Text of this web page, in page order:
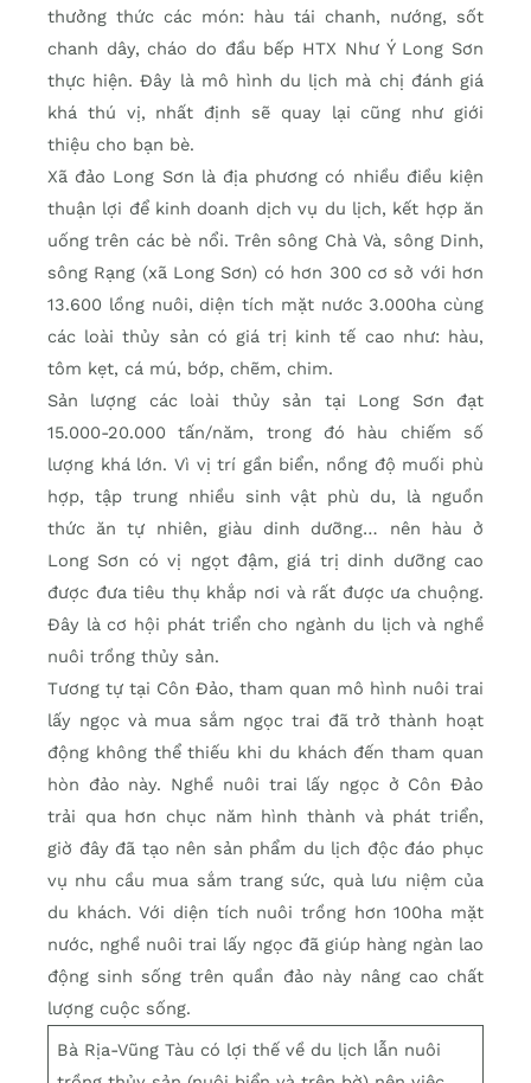
thưởng thức các món: hàu tái chanh, nướng, sốt
chanh dây, cháo do đầu bếp HTX Như Ý Long Sơn
thực hiện. Đây là mô hình du lịch mà chị đánh giá
khá thú vị, nhất định sẽ quay lại cũng như giới
thiệu cho bạn bè.
Xã đảo Long Sơn là địa phương có nhiều điều kiện
thuận lợi để kinh doanh dịch vụ du lịch, kết hợp ăn
uống trên các bè nổi. Trên sông Chà Và, sông Dinh,
sông Rạng (xã Long Sơn) có hơn 300 cơ sở với hơn
13.600 lồng nuôi, diện tích mặt nước 3.000ha cùng
các loài thủy sản có giá trị kinh tế cao như: hàu,
tôm kẹt, cá mú, bớp, chẽm, chim.
Sản lượng các loài thủy sản tại Long Sơn đạt
15.000-20.000 tấn/năm, trong đó hàu chiếm số
lượng khá lớn. Vì vị trí gần biển, nồng độ muối phù
hợp, tập trung nhiều sinh vật phù du, là nguồn
thức ăn tự nhiên, giàu dinh dưỡng… nên hàu ở
Long Sơn có vị ngọt đậm, giá trị dinh dưỡng cao
được đưa tiêu thụ khắp nơi và rất được ưa chuộng.
Đây là cơ hội phát triển cho ngành du lịch và nghề
nuôi trồng thủy sản.
Tương tự tại Côn Đảo, tham quan mô hình nuôi trai
lấy ngọc và mua sắm ngọc trai đã trở thành hoạt
động không thể thiếu khi du khách đến tham quan
hòn đảo này. Nghề nuôi trai lấy ngọc ở Côn Đảo
trải qua hơn chục năm hình thành và phát triển,
giờ đây đã tạo nên sản phẩm du lịch độc đáo phục
vụ nhu cầu mua sắm trang sức, quà lưu niệm của
du khách. Với diện tích nuôi trồng hơn 100ha mặt
nước, nghề nuôi trai lấy ngọc đã giúp hàng ngàn lao
động sinh sống trên quần đảo này nâng cao chất
lượng cuộc sống.
Bà Rịa-Vũng Tàu có lợi thế về du lịch lẫn nuôi